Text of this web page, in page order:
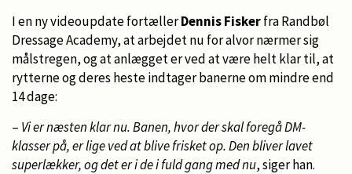
I en ny videoupdate fortællerDennis Fiskerfra Randbøl
Dressage Academy, at arbejdet nu for alvor nærmer sig
målstregen, og at anlægget er ved at være helt klar til, at
rytterne og deres heste indtager banerne om mindre end
14 dage:
– Vi er næsten klar nu. Banen, hvor der skal foregå DM-
klasser på, er lige ved at blive frisket op. Den bliver lavet
superlækker, og det er i de i fuld gang med nu, siger han.